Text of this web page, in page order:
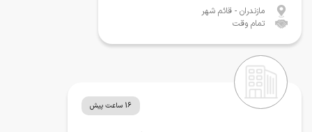
مازندران - قائم شهر
تمام وقت
16 ساعت پیش